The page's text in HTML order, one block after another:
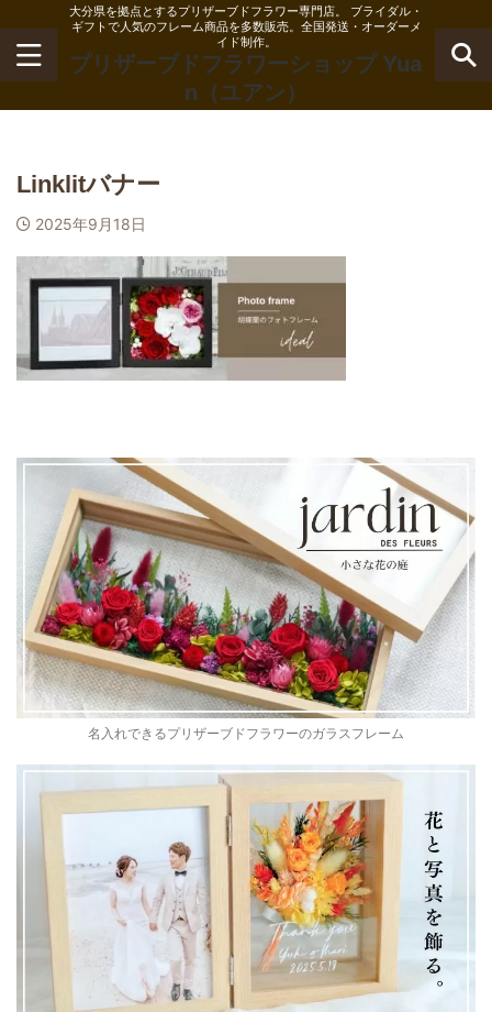
大分県を拠点とするプリザーブドフラワー専門店。 ブライダル・
ギフトで人気のフレーム商品を多数販売。全国発送・オーダーメ
イド制作。
プリザーブドフラワーショップ Yua
n（ユアン）
Linklitバナー
2025年9月18日
名入れできるプリザーブドフラワーのガラスフレーム